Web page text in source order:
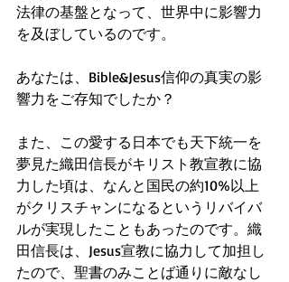
法律の基盤となって、世界中に影響力
を及ぼしているのです。
あなたは、Bible&Jesus信仰の真実の影
響力をご存知でしたか？
また、この愛する日本でも天下統一を
夢見た織田信長がキリスト教宣教に協
力した頃は、なんと国民の約10%以上
がクリスチャンになるというリバイバ
ルが実現したこともあったのです。織
田信長は、Jesus宣教に協力して加担し
たので、聖書のみことば通りに敵なし